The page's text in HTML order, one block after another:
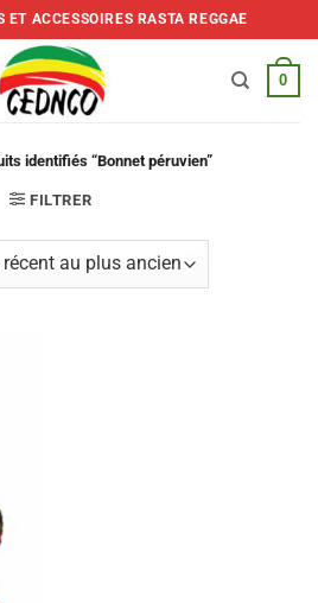
ET ACCESSOIRES RASTA REGGAE
0
identifiés “Bonnet péruvien”
FILTRER